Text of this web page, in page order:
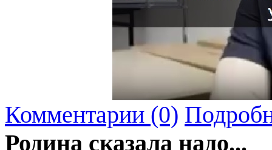
Комментарии (0)
Родина сказала надо...